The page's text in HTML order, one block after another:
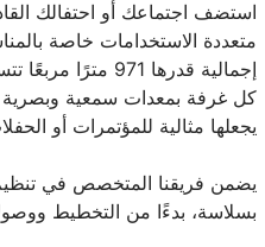
استضف اجتماعك أو احتفالك
متعددة الاستخدامات خاصة
كل غرفة بمعدات سمعية وبصرية
يجعلها مثالية للمؤتمرات أو
يضمن فريقنا المتخصص في
بسلاسة، بدءًا من التخطيط